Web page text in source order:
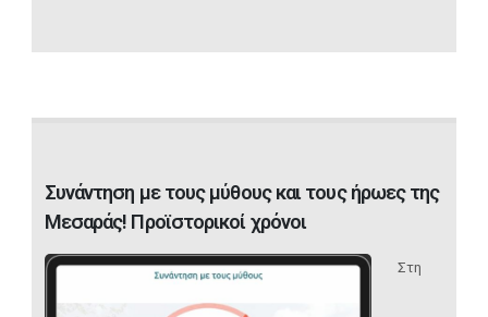
Συνάντηση με τους μύθους και τους ήρωες της
Μεσαράς! Προϊστορικοί χρόνοι
Στη